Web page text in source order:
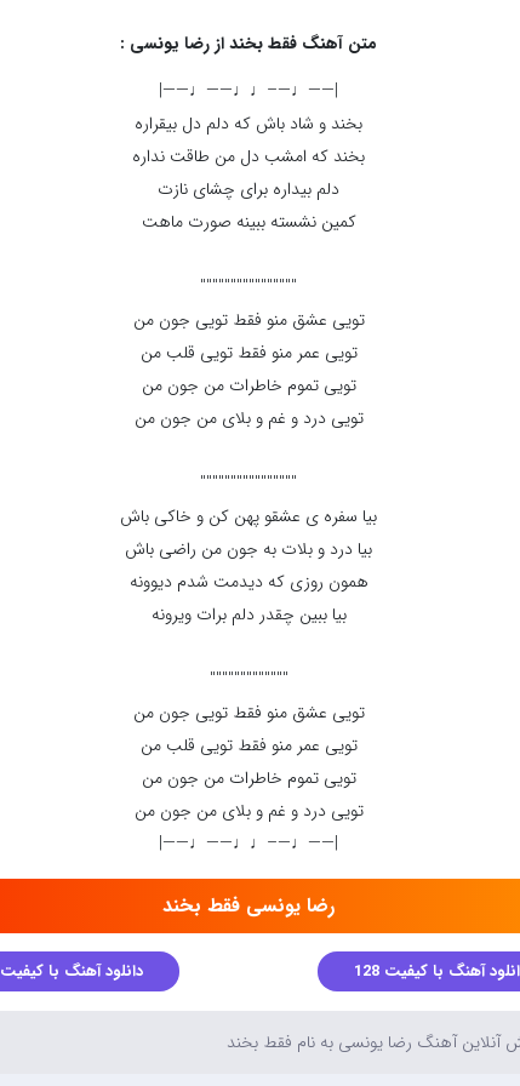
متن آهنگ فقط بخند از رضا یونسی :
|——♩—–♩♩——♩——|
بخند و شاد باش که دلم دل بیقراره
بخند که امشب دل من طاقت نداره
دلم بیداره برای چشای نازت
کمین نشسته ببینه صورت ماهت
""""""""""""""""
تویی عشق منو فقط تویی جون من
تویی عمر منو فقط تویی قلب من
تویی تموم خاطرات من جون من
تویی درد و غم و بلای من جون من
""""""""""""""""
بیا سفره ی عشقو پهن کن و خاکی باش
بیا درد و بلات به جون من راضی باش
همون روزی که دیدمت شدم دیوونه
بیا ببین چقدر دلم برات ویرونه
"""""""""""""
تویی عشق منو فقط تویی جون من
تویی عمر منو فقط تویی قلب من
تویی تموم خاطرات من جون من
تویی درد و غم و بلای من جون من
|——♩—–♩♩——♩——|
رضا یونسی فقط بخند
آهنگ با کیفیت 128 دانلود آهنگ با کیفیت 320
آهنگ رضا یونسی به نام فقط بخند